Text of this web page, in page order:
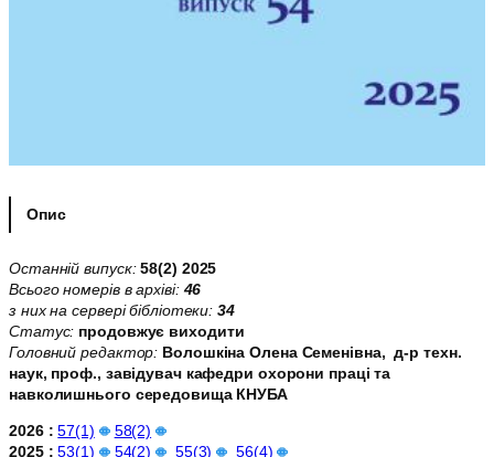
Опис
Останній випуск:58(2) 2025
Всього номерів в архіві: 46
з них на сервері бібліотеки:34
Статус: продовжує виходити
Головний редактор: Волошкіна Олена Семенівна, д-р техн.
наук, проф., завідувач кафедри охорони праці та
навколишнього середовища КНУБА
2026 : 57(1)
58(2)
2025 : 53(1) 54(2) 55(3) 56(4)